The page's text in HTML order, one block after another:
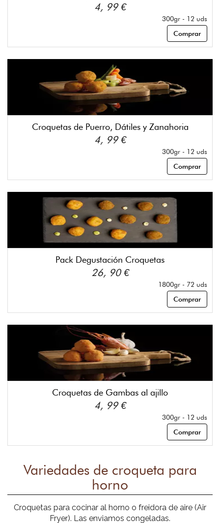
4, 99 €
300gr - 12 uds
Comprar
Croquetas de Puerro, Dátiles y Zanahoria
4, 99 €
300gr - 12 uds
Comprar
Pack Degustación Croquetas
26, 90 €
1800gr - 72 uds
Comprar
Croquetas de Gambas al ajillo
4, 99 €
300gr - 12 uds
Comprar
Variedades de croqueta para
horno
Croquetas para cocinar al horno o freidora de aire (Air
Fryer). Las enviamos congeladas.